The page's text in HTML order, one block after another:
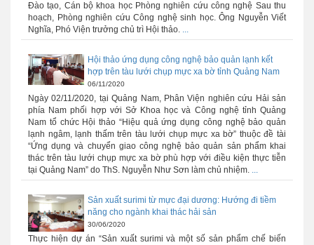
Đào tạo, Cán bộ khoa học Phòng nghiên cứu công nghệ Sau thu
hoạch, Phòng nghiên cứu Công nghệ sinh học. Ông Nguyễn Viết
Nghĩa, Phó Viện trưởng chủ trì Hội thảo. ...
Hội thảo ứng dụng công nghệ bảo quản lạnh kết
hợp trên tàu lưới chụp mực xa bờ tỉnh Quảng Nam
06/11/2020
Ngày 02/11/2020, tại Quảng Nam, Phân Viện nghiên cứu Hải sản
phía Nam phối hợp với Sở Khoa học và Công nghệ tỉnh Quảng
Nam tổ chức Hội thảo “Hiệu quả ứng dụng công nghệ bảo quản
lạnh ngâm, lạnh thấm trên tàu lưới chụp mực xa bờ” thuộc đề tài
“Ứng dụng và chuyển giao công nghệ bảo quản sản phẩm khai
thác trên tàu lưới chụp mực xa bờ phù hợp với điều kiện thực tiễn
tại Quảng Nam” do ThS. Nguyễn Như Sơn làm chủ nhiệm. ...
Sản xuất surimi từ mực đại dương: Hướng đi tiềm
năng cho ngành khai thác hải sản
30/06/2020
Thực hiện dự án “Sản xuất surimi và một số sản phẩm chế biến